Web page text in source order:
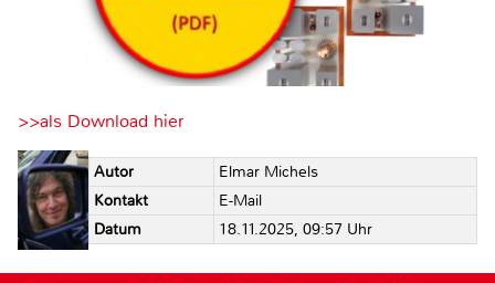
>>als Download hier
Autor
Elmar Michels
Kontakt
E-Mail
Datum
18.11.2025, 09:57 Uhr